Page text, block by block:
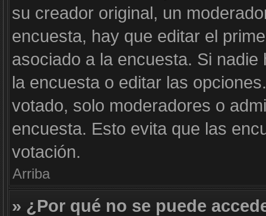
su creador original, un
encuesta, hay que editar el
asociado a la encuesta. Si
la encuesta o editar las
votado, solo moderadores o
encuesta. Esto evita que las
votación.
Arriba
» ¿Por qué no se puede